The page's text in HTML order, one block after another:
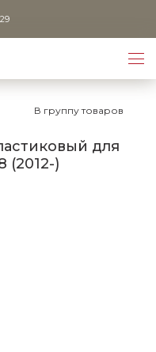
В группу товаров
для
(2012-)